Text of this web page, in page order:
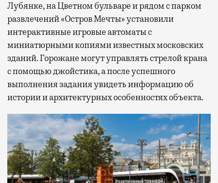
Лубянке, на Цветном бульваре и рядом с парком
развлечений «Остров Мечты» установили
интерактивные игровые автоматы с
миниатюрными копиями известных московских
зданий. Горожане могут управлять стрелой крана
с помощью джойстика, а после успешного
выполнения задания увидеть информацию об
истории и архитектурных особенностях объекта.